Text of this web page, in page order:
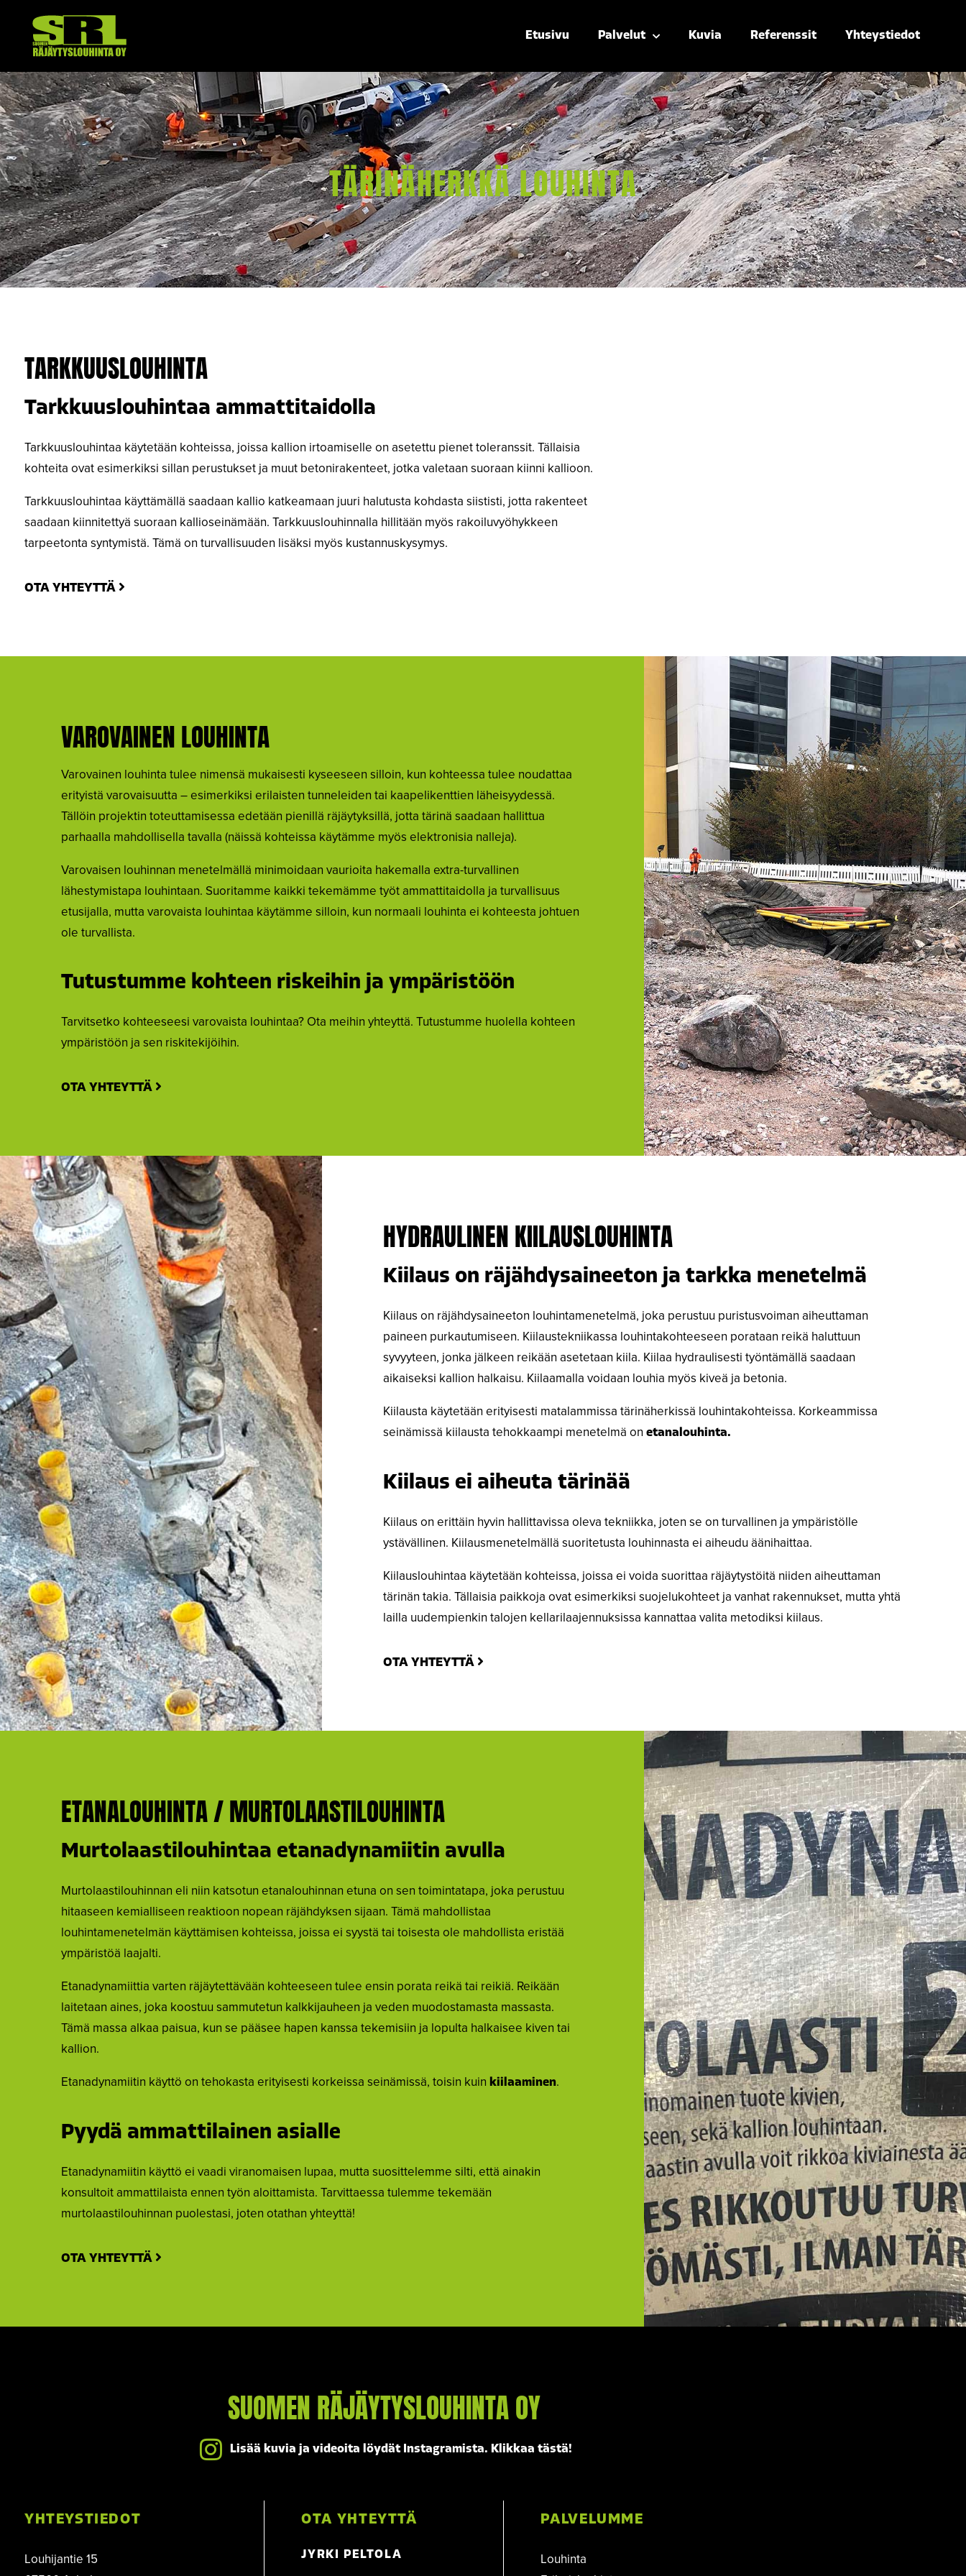
Etusivu Palvelut Kuvia Referenssit Yhteystiedot
TÄRINÄHERKKÄ LOUHINTA
TARKKUUSLOUHINTA
Tarkkuuslouhintaa ammattitaidolla
Tarkkuuslouhintaa käytetään kohteissa, joissa kallion irtoamiselle on asetettu pienet toleranssit. Tällaisia
kohteita ovat esimerkiksi sillan perustukset ja muut betonirakenteet, jotka valetaan suoraan kiinni kallioon.
Tarkkuuslouhintaa käyttämällä saadaan kallio katkeamaan juuri halutusta kohdasta siististi, jotta rakenteet
saadaan kiinnitettyä suoraan kallioseinämään. Tarkkuuslouhinnalla hillitään myös rakoiluvyöhykkeen
tarpeetonta syntymistä. Tämä on turvallisuuden lisäksi myös kustannuskysymys.
OTA YHTEYTTÄ
VAROVAINEN LOUHINTA
Varovainen louhinta tulee nimensä mukaisesti kyseeseen silloin, kun kohteessa tulee noudattaa
erityistä varovaisuutta – esimerkiksi erilaisten tunneleiden tai kaapelikenttien läheisyydessä.
Tällöin projektin toteuttamisessa edetään pienillä räjäytyksillä, jotta tärinä saadaan hallittua
parhaalla mahdollisella tavalla (näissä kohteissa käytämme myös elektronisia nalleja).
Varovaisen louhinnan menetelmällä minimoidaan vaurioita hakemalla extra-turvallinen
lähestymistapa louhintaan. Suoritamme kaikki tekemämme työt ammattitaidolla ja turvallisuus
etusijalla, mutta varovaista louhintaa käytämme silloin, kun normaali louhinta ei kohteesta johtuen
ole turvallista.
Tutustumme kohteen riskeihin ja ympäristöön
Tarvitsetko kohteeseesi varovaista louhintaa? Ota meihin yhteyttä. Tutustumme huolella kohteen
ympäristöön ja sen riskitekijöihin.
OTA YHTEYTTÄ
HYDRAULINEN KIILAUSLOUHINTA
Kiilaus on räjähdysaineeton ja tarkka menetelmä
Kiilaus on räjähdysaineeton louhintamenetelmä, joka perustuu puristusvoiman aiheuttaman
paineen purkautumiseen. Kiilaustekniikassa louhintakohteeseen porataan reikä haluttuun
syvyyteen, jonka jälkeen reikään asetetaan kiila. Kiilaa hydraulisesti työntämällä saadaan
aikaiseksi kallion halkaisu. Kiilaamalla voidaan louhia myös kiveä ja betonia.
Kiilausta käytetään erityisesti matalammissa tärinäherkissä louhintakohteissa. Korkeammissa
seinämissä kiilausta tehokkaampi menetelmä onetanalouhinta.
Kiilaus ei aiheuta tärinää
Kiilaus on erittäin hyvin hallittavissa oleva tekniikka, joten se on turvallinen ja ympäristölle
ystävällinen. Kiilausmenetelmällä suoritetusta louhinnasta ei aiheudu äänihaittaa.
Kiilauslouhintaa käytetään kohteissa, joissa ei voida suorittaa räjäytystöitä niiden aiheuttaman
tärinän takia. Tällaisia paikkoja ovat esimerkiksi suojelukohteet ja vanhat rakennukset, mutta yhtä
lailla uudempienkin talojen kellarilaajennuksissa kannattaa valita metodiksi kiilaus.
OTA YHTEYTTÄ
ETANALOUHINTA / MURTOLAASTILOUHINTA
Murtolaastilouhintaa etanadynamiitin avulla
Murtolaastilouhinnan eli niin katsotun etanalouhinnan etuna on sen toimintatapa, joka perustuu
hitaaseen kemialliseen reaktioon nopean räjähdyksen sijaan. Tämä mahdollistaa
louhintamenetelmän käyttämisen kohteissa, joissa ei syystä tai toisesta ole mahdollista eristää
ympäristöä laajalti.
Etanadynamiittia varten räjäytettävään kohteeseen tulee ensin porata reikä tai reikiä. Reikään
laitetaan aines, joka koostuu sammutetun kalkkijauheen ja veden muodostamasta massasta.
Tämä massa alkaa paisua, kun se pääsee hapen kanssa tekemisiin ja lopulta halkaisee kiven tai
kallion.
Etanadynamiitin käyttö on tehokasta erityisesti korkeissa seinämissä, toisin kuinkiilaaminen.
Pyydä ammattilainen asialle
Etanadynamiitin käyttö ei vaadi viranomaisen lupaa, mutta suosittelemme silti, että ainakin
konsultoit ammattilaista ennen työn aloittamista. Tarvittaessa tulemme tekemään
murtolaastilouhinnan puolestasi, joten otathan yhteyttä!
OTA YHTEYTTÄ
SUOMEN RÄJÄYTYSLOUHINTA OY
Lisää kuvia ja videoita löydät Instagramista. Klikkaa tästä!
YHTEYSTIEDOT
Louhijantie 15
OTA YHTEYTTÄ
JYRKI PELTOLA
PALVELUMME
Louhinta